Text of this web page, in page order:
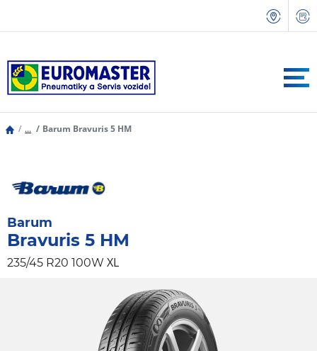
... Barum Bravuris 5 HM
Barum
Bravuris 5 HM
235/45 R20 100W XL